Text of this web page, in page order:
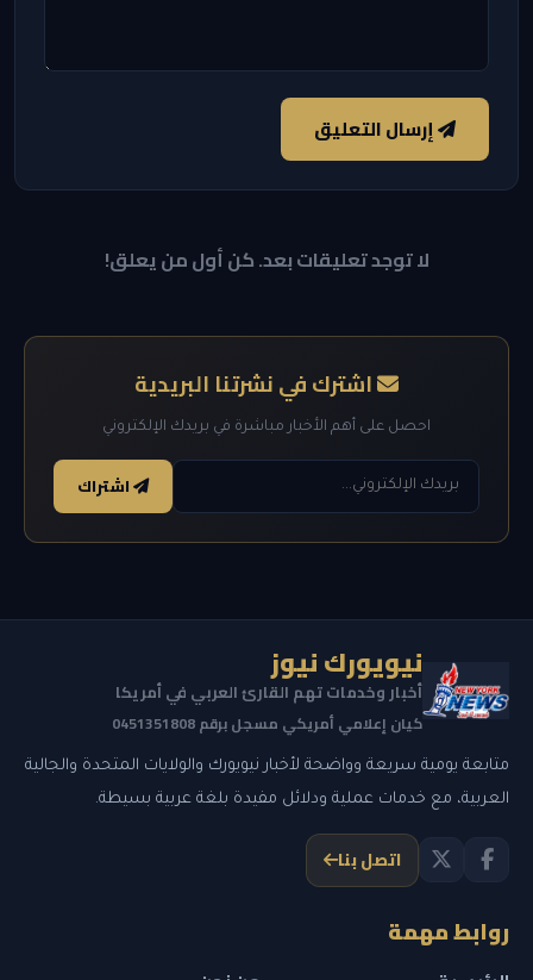
إرسال التعليق
لا توجد تعليقات بعد. كن أول من يعلق!
اشترك في نشرتنا البريدية
احصل على أهم الأخبار مباشرة في بريدك الإلكتروني
اشتراك
نيويورك نيوز
أخبار وخدمات تهم القارئ العربي في أمريكا
كيان إعلامي أمريكي مسجل برقم 0451351808
متابعة يومية سريعة وواضحة لأخبار نيويورك والولايات المتحدة والجالية
العربية، مع خدمات عملية ودلائل مفيدة بلغة عربية بسيطة.
اتصل بنا
روابط مهمة